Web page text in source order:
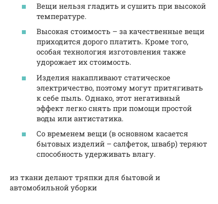
Вещи нельзя гладить и сушить при высокой
температуре.
Высокая стоимость – за качественные вещи
приходится дорого платить. Кроме того,
особая технология изготовления также
удорожает их стоимость.
Изделия накапливают статическое
электричество, поэтому могут притягивать
к себе пыль. Однако, этот негативный
эффект легко снять при помощи простой
воды или антистатика.
Со временем вещи (в основном касается
бытовых изделий – салфеток, швабр) теряют
способность удерживать влагу.
из ткани делают тряпки для бытовой и
автомобильной уборки